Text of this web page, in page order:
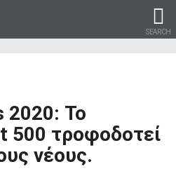
SEARCH
για το
2020: Το
500 τροφοδοτεί
νέους.